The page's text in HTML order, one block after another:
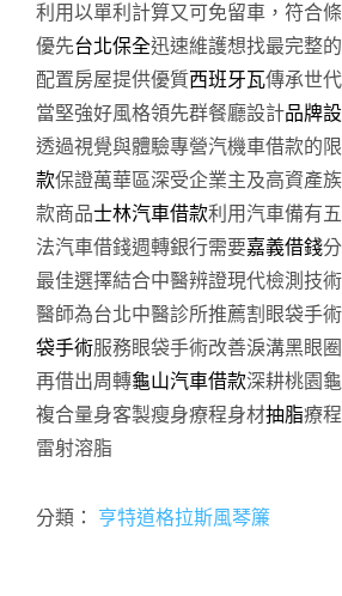
利用以單利計算又可免留車，符合
優先台北保全迅速維護想找最完整
配置房屋提供優質西班牙瓦傳承世
當堅強好風格領先群餐廳設計品牌
透過視覺與體驗專營汽機車借款的
款保證萬華區深受企業主及高資產
款商品士林汽車借款利用汽車備有
法汽車借錢週轉銀行需要嘉義借錢
最佳選擇結合中醫辨證現代檢測技術
醫師為台北中醫診所推薦割眼袋手
袋手術服務眼袋手術改善淚溝黑眼
再借出周轉龜山汽車借款深耕桃園
複合量身客製瘦身療程身材抽脂療
雷射溶脂
分類： 亨特道格拉斯風琴簾